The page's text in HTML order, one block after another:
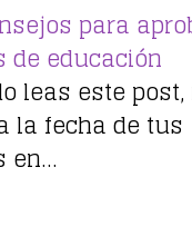
para
de educación
leas este
la fecha de tus
en…